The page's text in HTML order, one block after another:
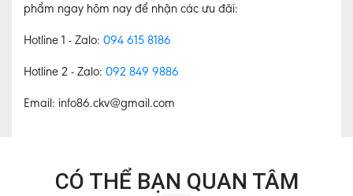
phẩm ngay hôm nay để nhận các ưu đãi:
Hotline 1 - Zalo: 094 615 8186
Hotline 2 - Zalo: 092 849 9886
Email: info86.ckv@gmail.com
CÓ THỂ BẠN QUAN TÂM